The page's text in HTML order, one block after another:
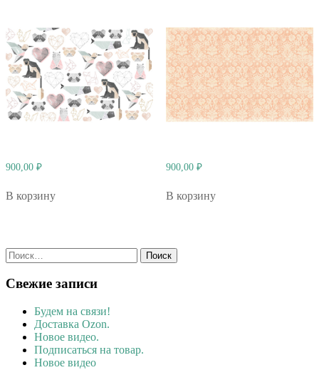
900,00 ₽
В корзину
900,00 ₽
В корзину
Найти:
Свежие записи
Будем на связи!
Доставка Ozon.
Новое видео.
Подписаться на товар.
Новое видео